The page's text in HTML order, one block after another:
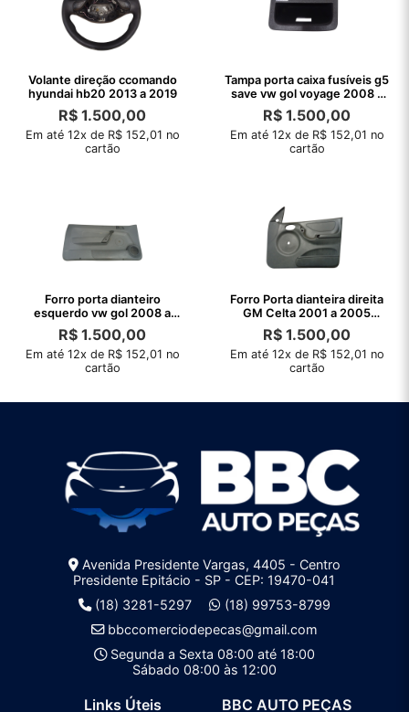
Volante direção ccomando
hyundai hb20 2013 a 2019
R$ 1.500,00
Em até 12x de R$ 152,01 no
cartão
Tampa porta caixa fusíveis g5
save vw gol voyage 2008 a
2008
R$ 1.500,00
Em até 12x de R$ 152,01 no
cartão
Forro porta dianteiro
esquerdo vw gol 2008 a
2010 original
R$ 1.500,00
Em até 12x de R$ 152,01 no
cartão
Forro Porta dianteira direita
GM Celta 2001 a 2005
original
R$ 1.500,00
Em até 12x de R$ 152,01 no
cartão
Avenida Presidente Vargas, 4405 - Centro
Presidente Epitácio - SP - CEP: 19470-041
(18) 3281-5297
(18) 99753-8799
bbccomerciodepecas@gmail.com
Segunda a Sexta 08:00 até 18:00
Sábado 08:00 às 12:00
Links Úteis BBC AUTO PEÇAS